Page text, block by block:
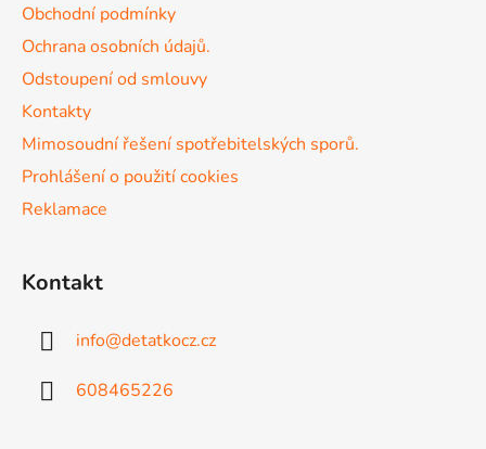
v
Obchodní podmínky
Ochrana osobních údajů.
Odstoupení od smlouvy
Kontakty
Mimosoudní řešení spotřebitelských sporů.
Prohlášení o použití cookies
Reklamace
Kontakt
info@detatkocz.cz
608465226